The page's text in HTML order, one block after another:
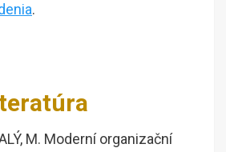
.
M. Moderní organizační